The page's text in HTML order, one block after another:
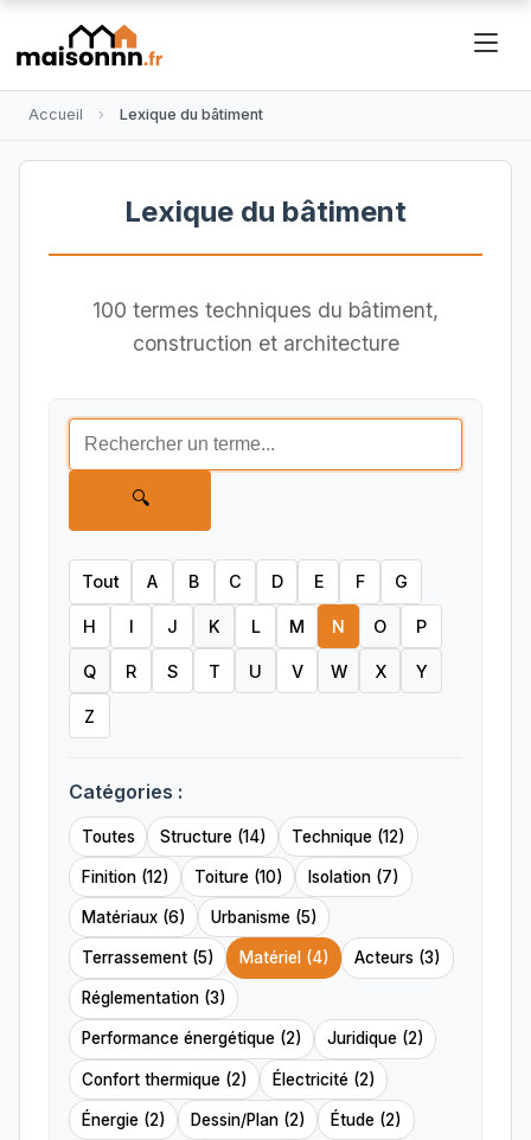
Accueil Lexique du bâtiment
Lexique du bâtiment
100 termes techniques du bâtiment,
construction et architecture
🔍
Tout A B C D E F G
H I J K L M N O P
Q R S T U V W X Y
Z
Catégories :
Toutes Structure (14) Technique (12)
Finition (12) Toiture (10) Isolation (7)
Matériaux (6) Urbanisme (5)
Terrassement (5) Matériel (4) Acteurs (3)
Réglementation (3)
Performance énergétique (2) Juridique (2)
Confort thermique (2) Électricité (2)
Énergie (2) Dessin/Plan (2) Étude (2)